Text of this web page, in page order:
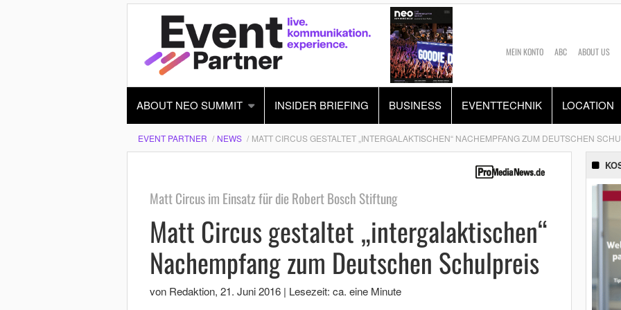
MEIN KONTO ABC ABOUT US
ABOUT NEO SUMMIT INSIDER BRIEFING BUSINESS EVENTTECHNIK LOCATION
EVENT PARTNER NEWS MATT CIRCUS GESTALTET „INTERGALAKTISCHEN“ NACHEMPFANG ZUM DEUTSCHEN
Matt Circus im Einsatz für die Robert Bosch Stiftung
Matt Circus gestaltet „intergalaktischen“
Nachempfang zum Deutschen Schulpreis
von Redaktion, 21. Juni 2016 | Lesezeit: ca. eine Minute